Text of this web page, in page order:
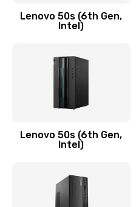
Замена
590
Замена задней
Lenovo 50s (6th Gen,
Intel)
Lenovo 50s (6th Gen,
Intel)